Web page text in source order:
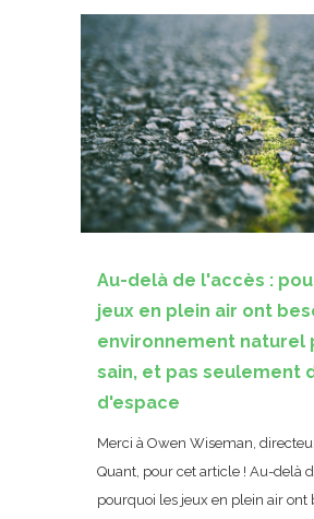
Au-delà de l'accès :
jeux en plein air ont
environnement naturel
sain, et pas seulement
d'espace
Merci à Owen Wiseman,
Quant, pour cet article ! Au-delà
pourquoi les jeux en plein air ont